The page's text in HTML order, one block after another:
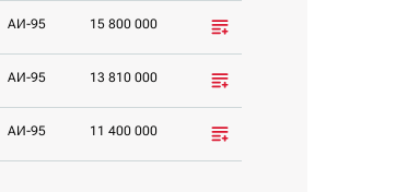
AИ-95 15 800 000
AИ-95 13 810 000
AИ-95 11 400 000